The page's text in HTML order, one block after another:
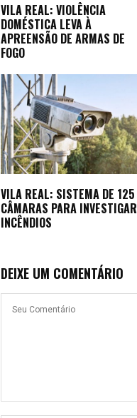
VILA REAL: VIOLÊNCIA
DOMÉSTICA LEVA À
APREENSÃO DE ARMAS DE
FOGO
VILA REAL: SISTEMA DE 125
CÂMARAS PARA INVESTIGAR
INCÊNDIOS
DEIXE UM COMENTÁRIO